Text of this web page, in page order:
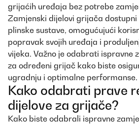
grijaćih uređaja bez potrebe
Zamjenski dijelovi grijača dostupni
plinske sustave, omogućujući
popravak svojih uređaja i
vijeka. Važno je odabrati ispravne
za određeni grijač kako biste
ugradnju i optimalne performanse.
Kako odabrati prave
dijelove za grijače?
Kako biste odabrali ispravne